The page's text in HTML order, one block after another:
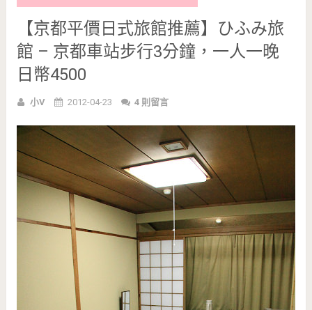
【京都平價日式旅館推薦】ひふみ旅
館 – 京都車站步行3分鐘，一人一晚
日幣4500
小V 2012-04-23 4 則留言